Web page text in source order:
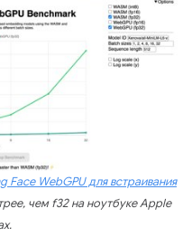
Face WebGPU для встраивания
чем f32 на ноутбуке Apple